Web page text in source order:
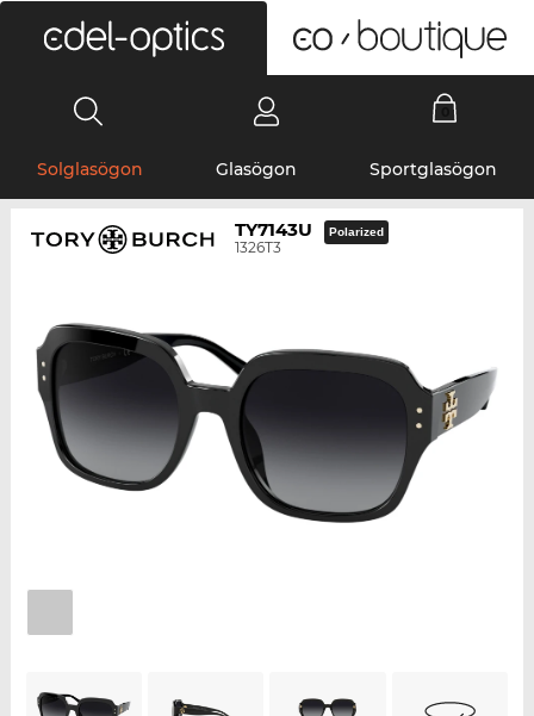
Solglasögon Glasögon Sportglasögon
TY7143U
1326T3
Polarized